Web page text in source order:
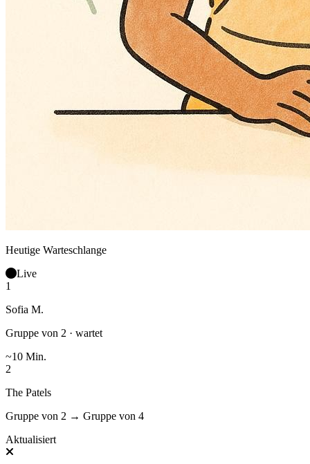
Heutige Warteschlange
Live
1
Sofia M.
Gruppe von 2 · wartet
~10 Min.
2
The Patels
Gruppe von 2 → Gruppe von 4
Aktualisiert